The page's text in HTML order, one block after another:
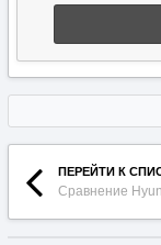
ПЕРЕЙТИ К
Сравнение